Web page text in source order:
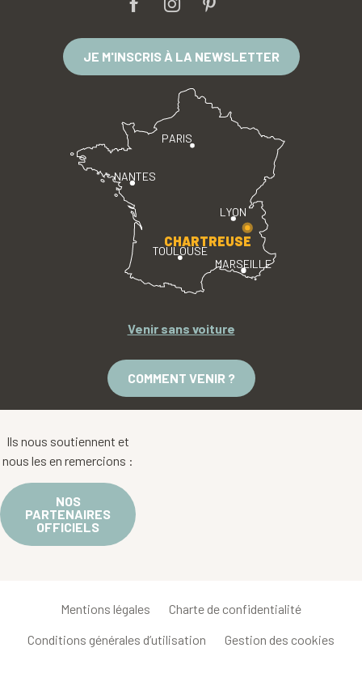
JE M'INSCRIS À LA NEWSLETTER
PARIS
LYON
TOULOUSE
MARSEILLE
NANTES
CHARTREUSE
Venir sans voiture
COMMENT VENIR ?
Ils nous soutiennent et
nous les en remercions :
NOS
PARTENAIRES
OFFICIELS
Mentions légales Charte de confidentialité
Conditions générales d’utilisation Gestion des cookies